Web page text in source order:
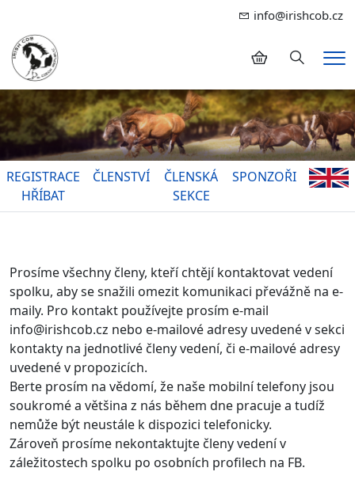
info@irishcob.cz
Hledání
REGISTRACE
HŘÍBAT
ČLENSTVÍ
ČLENSKÁ
SEKCE
SPONZOŘI
Prosíme všechny členy, kteří chtějí kontaktovat vedení
spolku, aby se snažili omezit komunikaci převážně na e-
maily. Pro kontakt používejte prosím e-mail
info@irishcob.cz nebo e-mailové adresy uvedené v sekci
kontakty na jednotlivé členy vedení, či e-mailové adresy
uvedené v propozicích.
Berte prosím na vědomí, že naše mobilní telefony jsou
soukromé a většina z nás během dne pracuje a tudíž
nemůže být neustále k dispozici telefonicky.
Zároveň prosíme nekontaktujte členy vedení v
záležitostech spolku po osobních profilech na FB.